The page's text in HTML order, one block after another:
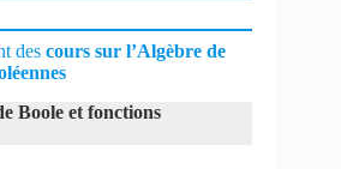
{
(a+b+\bar
+\overline
des cours sur l’Algèbre de
Boole et fonctions